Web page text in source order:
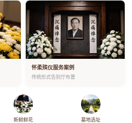
怀柔殡仪服务案例
传统形式告别厅布置
新鲜鲜花
墓地选址